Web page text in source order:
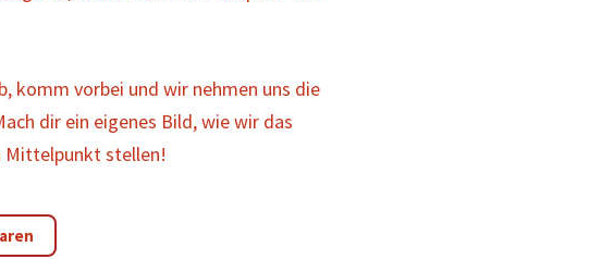
komm vorbei und wir nehmen uns die
dir ein eigenes Bild, wie wir das
Mittelpunkt stellen!